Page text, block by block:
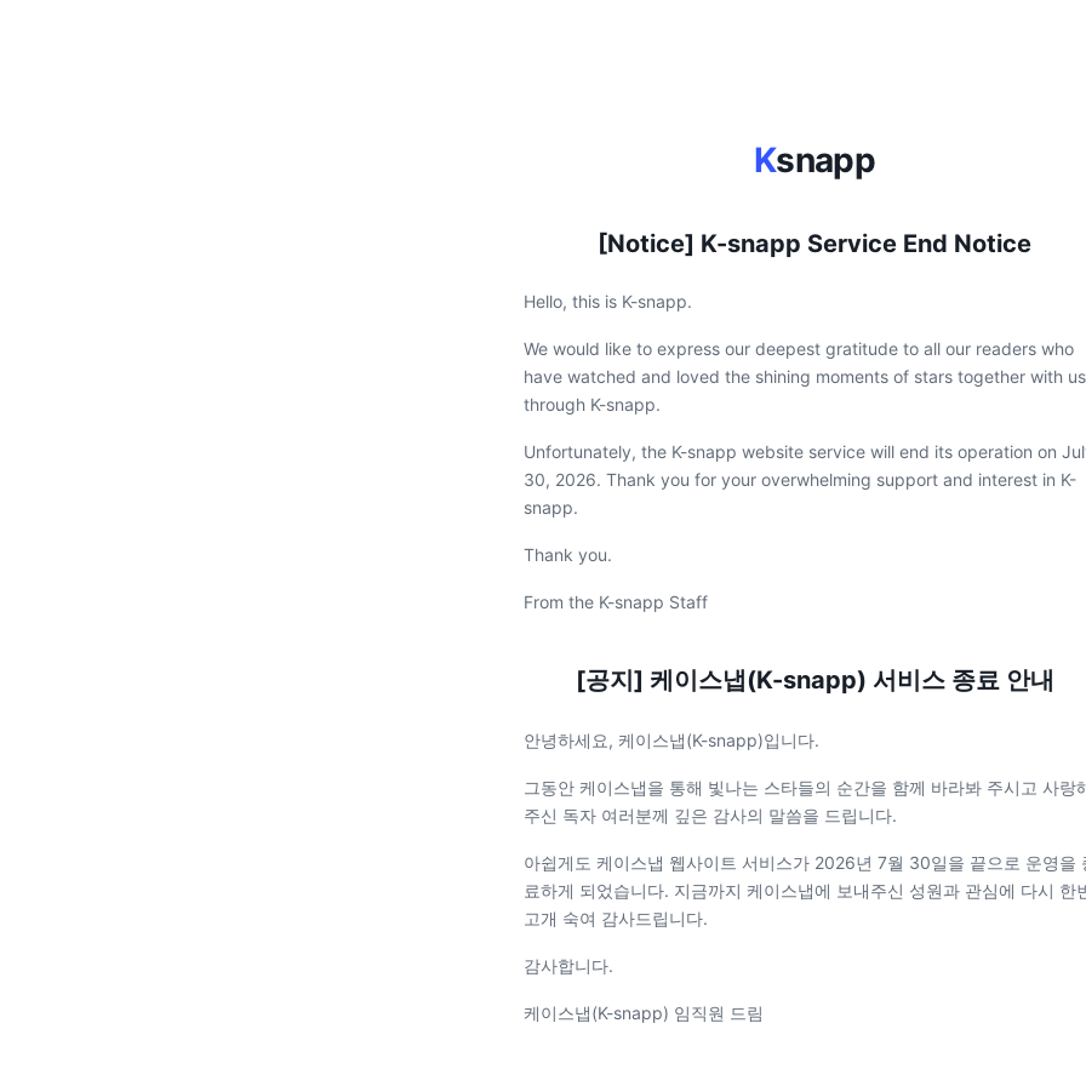
Ksnapp
[Notice] K-snapp Service End Notice
Hello, this is K-snapp.
We would like to express our deepest gratitude to all our readers who
have watched and loved the shining moments of stars together with us
through K-snapp.
Unfortunately, the K-snapp website service will end its operation on
30, 2026. Thank you for your overwhelming support and interest in K-
snapp.
Thank you.
From the K-snapp Staff
[공지] 케이스냅(K-snapp) 서비스 종료 안내
안녕하세요, 케이스냅(K-snapp)입니다.
그동안 케이스냅을 통해 빛나는 스타들의 순간을 함께 바라봐 주시고 사랑
주신 독자 여러분께 깊은 감사의 말씀을 드립니다.
아쉽게도 케이스냅 웹사이트 서비스가 2026년 7월 30일을 끝으로 운영을
료하게 되었습니다. 지금까지 케이스냅에 보내주신 성원과 관심에 다시 한
고개 숙여 감사드립니다.
감사합니다.
케이스냅(K-snapp) 임직원 드림